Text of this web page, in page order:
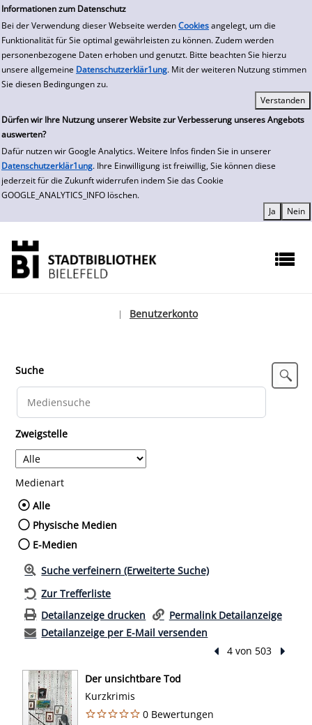
Informationen zum Datenschutz
Bei der Verwendung dieser Webseite werden Cookies angelegt, um die
Funktionalität für Sie optimal gewährleisten zu können. Zudem werden
personenbezogene Daten erhoben und genutzt. Bitte beachten Sie hierzu
unsere allgemeine Datenschutzerklär1ung. Mit der weiteren Nutzung stimmen
Sie diesen Bedingungen zu.
Dürfen wir Ihre Nutzung unserer Website zur Verbesserung unseres Angebots
auswerten?
Dafür nutzen wir Google Analytics. Weitere Infos finden Sie in unserer
Datenschutzerklär1ung. Ihre Einwilligung ist freiwillig, Sie können diese
jederzeit für die Zukunft widerrufen indem Sie das Cookie
GOOGLE_ANALYTICS_INFO löschen.
zur Navigation springen
zum Inhalt springen
Zur Detailanzeige springen
Benutzerkonto
Suche
Zweigstelle
Medienart
Wählen Sie die Medienart nach der Sie
Alle
Physische Medien
E-Medien
Suche verfeinern (Erweiterte Suche)
Zur Trefferliste
Detailanzeige drucken
Permalink Detailanzeige
Detailanzeige per E-Mail versenden
Vorheriger Treffer
4 von 503
Der unsichtbare Tod
Kurzkrimis
0 Bewertungen